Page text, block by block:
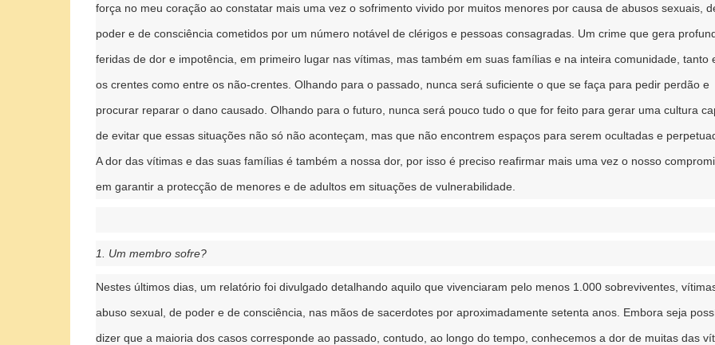
força no meu coração ao constatar mais uma vez o sofrimento vivido por muitos menores por causa de abusos sexuais,
poder e de consciência cometidos por um número notável de clérigos e pessoas consagradas. Um crime que gera
feridas de dor e impotência, em primeiro lugar nas vítimas, mas também em suas famílias e na inteira comunidade, tanto
os crentes como entre os não-crentes. Olhando para o passado, nunca será suficiente o que se faça para pedir perdão e
procurar reparar o dano causado. Olhando para o futuro, nunca será pouco tudo o que for feito para gerar uma cultura
de evitar que essas situações não só não aconteçam, mas que não encontrem espaços para serem ocultadas e
A dor das vítimas e das suas famílias é também a nossa dor, por isso é preciso reafirmar mais uma vez o nosso
em garantir a protecção de menores e de adultos em situações de vulnerabilidade.
1. Um membro sofre?
Nestes últimos dias, um relatório foi divulgado detalhando aquilo que vivenciaram pelo menos 1.000 sobreviventes,
abuso sexual, de poder e de consciência, nas mãos de sacerdotes por aproximadamente setenta anos. Embora seja
dizer que a maioria dos casos corresponde ao passado, contudo, ao longo do tempo, conhecemos a dor de muitas das